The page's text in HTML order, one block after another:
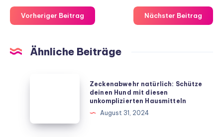
Vorheriger Beitrag Nächster Beitrag
Ähnliche Beiträge
Hund
Zeckenabwehr natürlich: Schütze
deinen Hund mit diesen
unkomplizierten Hausmitteln
August 31, 2024